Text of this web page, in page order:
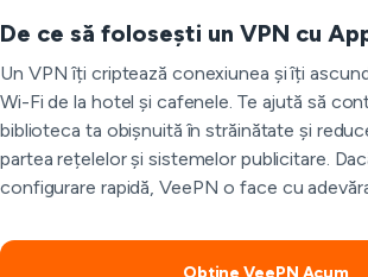
De ce să folosești un VPN cu
Un VPN îți criptează conexiunea și îți
Wi-Fi de la hotel și cafenele. Te ajută să
biblioteca ta obișnuită în străinătate și
partea rețelelor și sistemelor publicitare.
configurare rapidă, VeePN o face cu
Obține VeePN Acum